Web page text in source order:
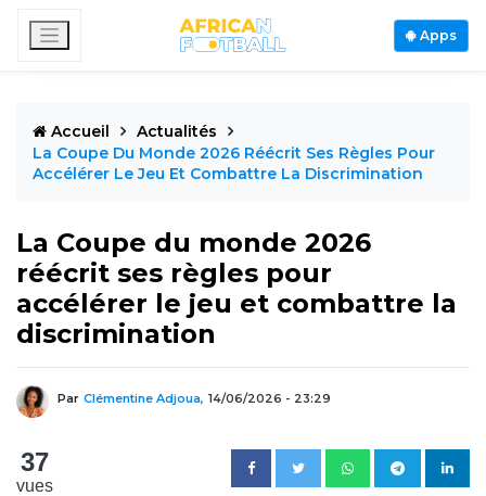
Apps
Accueil
Actualités
La Coupe Du Monde 2026 Réécrit Ses Règles Pour
Accélérer Le Jeu Et Combattre La Discrimination
La Coupe du monde 2026
réécrit ses règles pour
accélérer le jeu et combattre la
discrimination
Par Clémentine Adjoua, 14/06/2026 - 23:29
37
vues